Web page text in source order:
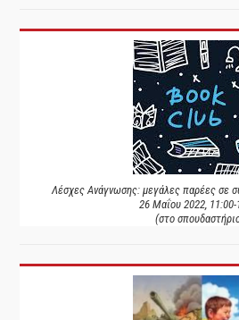
Λέσχες Ανάγνωσης: μεγάλες παρέες σε
26 Μαΐου 2022, 11:00-
(στο